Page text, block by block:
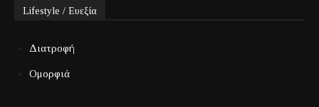
Lifestyle / Ευεξία
Διατροφή
Ομορφιά